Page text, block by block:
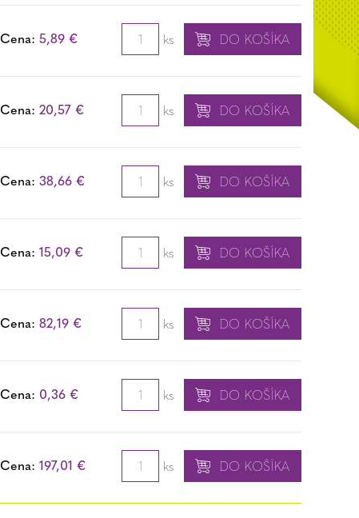
Cena: 5,89 € ks DO KOŠÍKA
Cena: 20,57 € ks DO KOŠÍKA
Cena: 38,66 € ks DO KOŠÍKA
Cena: 15,09 € ks DO KOŠÍKA
Cena: 82,19 € ks DO KOŠÍKA
Cena: 0,36 € ks DO KOŠÍKA
Cena: 197,01 € ks DO KOŠÍKA